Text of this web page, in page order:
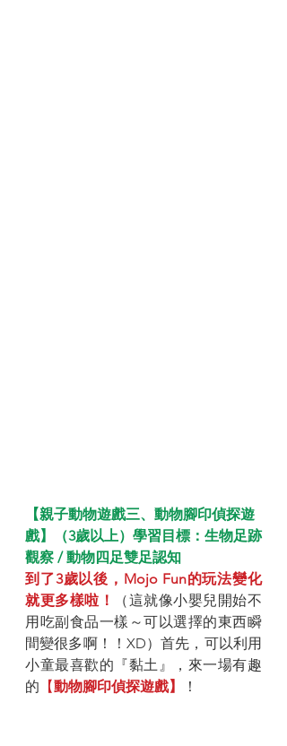
【親子動物遊戲三、動物腳印偵探遊
戲】（3歲以上）學習目標：生物足跡
觀察 / 動物四足雙足認知
到了3歲以後，Mojo Fun的玩法變化
就更多樣啦！
（這就像小嬰兒開始不
用吃副食品一樣～可以選擇的東西瞬
間變很多啊！！XD）首先，可以利用
小童最喜歡的『黏土』，來一場有趣
的 【動物腳印偵探遊戲】 ！